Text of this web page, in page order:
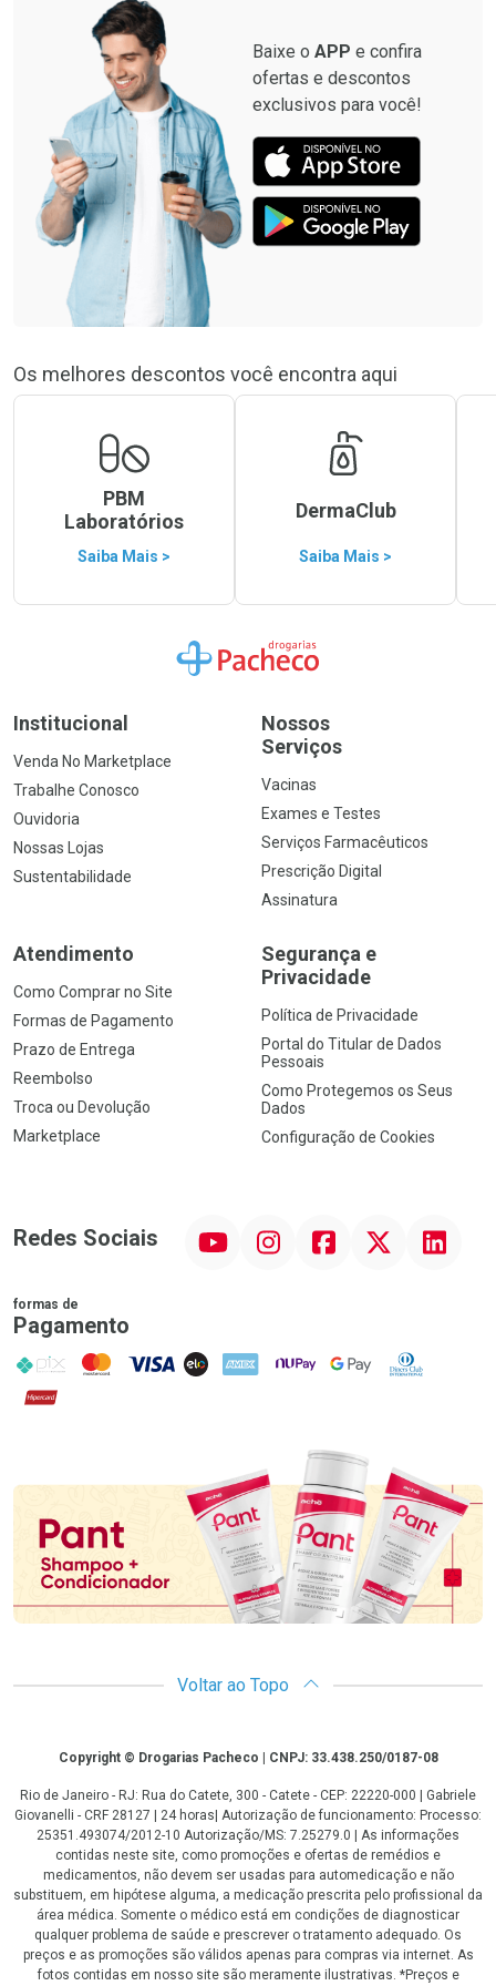
Baixe o APP e confira
ofertas e descontos
exclusivos para você!
Os melhores descontos você encontra aqui
PBM
Laboratórios
Saiba Mais >
DermaClub
Saiba Mais >
Ir para a Home
Institucional
Venda No Marketplace
Trabalhe Conosco
Ouvidoria
Nossas Lojas
Sustentabilidade
Nossos
Serviços
Vacinas
Exames e Testes
Serviços Farmacêuticos
Prescrição Digital
Assinatura
Atendimento
Como Comprar no Site
Formas de Pagamento
Prazo de Entrega
Reembolso
Troca ou Devolução
Marketplace
Segurança e
Privacidade
Política de Privacidade
Portal do Titular de Dados
Pessoais
Como Protegemos os Seus
Dados
Configuração de Cookies
Redes Sociais InstagramFacebook Linkedin
formas de
Pagamento
PIX MasterCard
VISA ELO AMEX NuPay Google PayDiners Club
Hipercard
Promoção em Destaque
Voltar ao Topo
CopyrightCopyright © Drogarias Pacheco | CNPJ: 33.438.250/0187-08
Rio de Janeiro - RJ: Rua do Catete, 300 - Catete - CEP: 22220-000 | Gabriele
Giovanelli - CRF 28127 | 24 horas| Autorização de funcionamento: Processo:
25351.493074/2012-10 Autorização/MS: 7.25279.0 | As informações
contidas neste site, como promoções e ofertas de remédios e
medicamentos, não devem ser usadas para automedicação e não
substituem, em hipótese alguma, a medicação prescrita pelo profissional da
área médica. Somente o médico está em condições de diagnosticar
qualquer problema de saúde e prescrever o tratamento adequado. Os
preços e as promoções são válidos apenas para compras via internet. As
fotos contidas em nosso site são meramente ilustrativas. *Preços e